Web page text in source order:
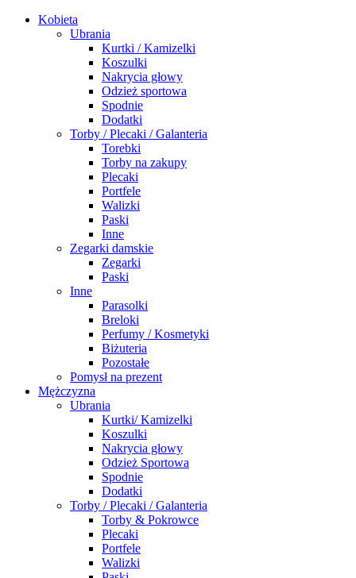
Kobieta
Ubrania
Kurtki / Kamizelki
Koszulki
Nakrycia głowy
Odzież sportowa
Spodnie
Dodatki
Torby / Plecaki / Galanteria
Torebki
Torby na zakupy
Plecaki
Portfele
Walizki
Paski
Inne
Zegarki damskie
Zegarki
Paski
Inne
Parasolki
Breloki
Perfumy / Kosmetyki
Biżuteria
Pozostałe
Pomysł na prezent
Mężczyzna
Ubrania
Kurtki/ Kamizelki
Koszulki
Nakrycia głowy
Odzież Sportowa
Spodnie
Dodatki
Torby / Plecaki / Galanteria
Torby & Pokrowce
Plecaki
Portfele
Walizki